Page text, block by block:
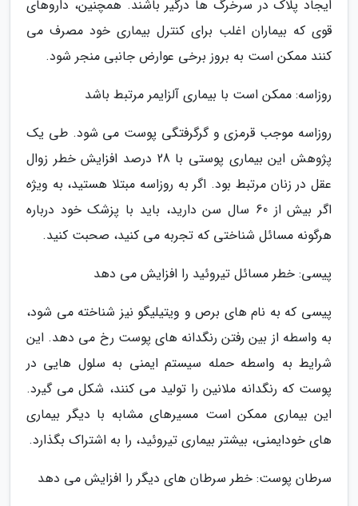
ایجاد پلاک در سرخرگ ها درگیر باشند. همچنین، داروهای
قوی که بیماران اغلب برای کنترل بیماری خود مصرف می
کنند ممکن است به بروز برخی عوارض جانبی منجر شود.
روزاسه: ممکن است با بیماری آلزایمر مرتبط باشد
روزاسه موجب قرمزی و گرگرفتگی پوست می شود. طی یک
پژوهش این بیماری پوستی با 28 درصد افزایش خطر زوال
عقل در زنان مرتبط بود. اگر به روزاسه مبتلا هستید، به ویژه
اگر بیش از 60 سال سن دارید، باید با پزشک خود درباره
هرگونه مسائل شناختی که تجربه می کنید، صحبت کنید.
پیسی: خطر مسائل تیروئید را افزایش می دهد
پیسی که به نام های برص و ویتیلیگو نیز شناخته می شود،
به واسطه از بین رفتن رنگدانه های پوست رخ می دهد. این
شرایط به واسطه حمله سیستم ایمنی به سلول هایی در
پوست که رنگدانه ملانین را تولید می کنند، شکل می گیرد.
این بیماری ممکن است مسیرهای مشابه با دیگر بیماری
های خودایمنی، بیشتر بیماری تیروئید، را به اشتراک بگذارد.
سرطان پوست: خطر سرطان های دیگر را افزایش می دهد